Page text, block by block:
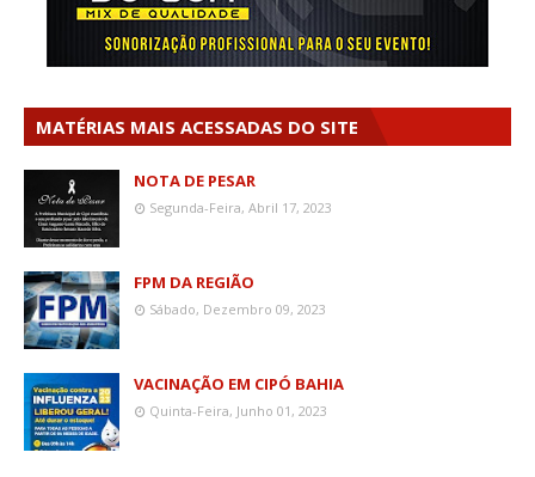
MATÉRIAS MAIS ACESSADAS DO SITE
NOTA DE PESAR
Segunda-Feira, Abril 17, 2023
FPM DA REGIÃO
Sábado, Dezembro 09, 2023
VACINAÇÃO EM CIPÓ BAHIA
Quinta-Feira, Junho 01, 2023